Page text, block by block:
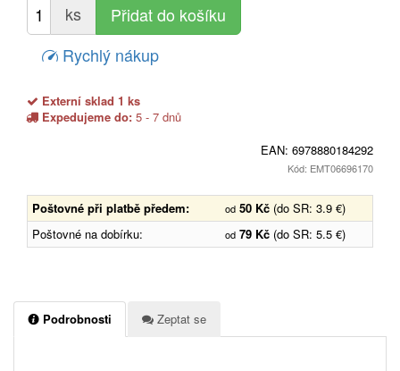
ks
Rychlý nákup
Externí sklad 1 ks
Expedujeme do: 5 - 7 dnů
EAN: 6978880184292
Kód: EMT06696170
Poštovné při platbě předem: od 50 Kč (do SR: 3.9 €)
Poštovné na dobírku:
od 79 Kč (do SR: 5.5 €)
Podrobnosti Zeptat se